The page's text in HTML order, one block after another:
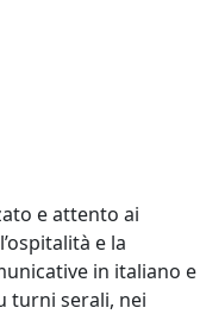
e attento ai
e la
in italiano e
turni serali, nei